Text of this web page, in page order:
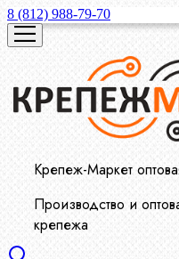
8 (812) 988-79-70
Крепеж-Маркет
Производство и
крепежа